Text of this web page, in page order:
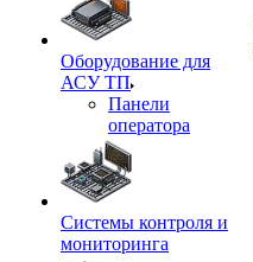
Оборудование для
АСУ ТП
Панели
оператора
Системы контроля и
мониторинга